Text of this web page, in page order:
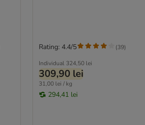
Individual 324,50 lei
309,90 lei
31,00 lei / kg
294,41 lei
Rating: 4.4/5 (39)